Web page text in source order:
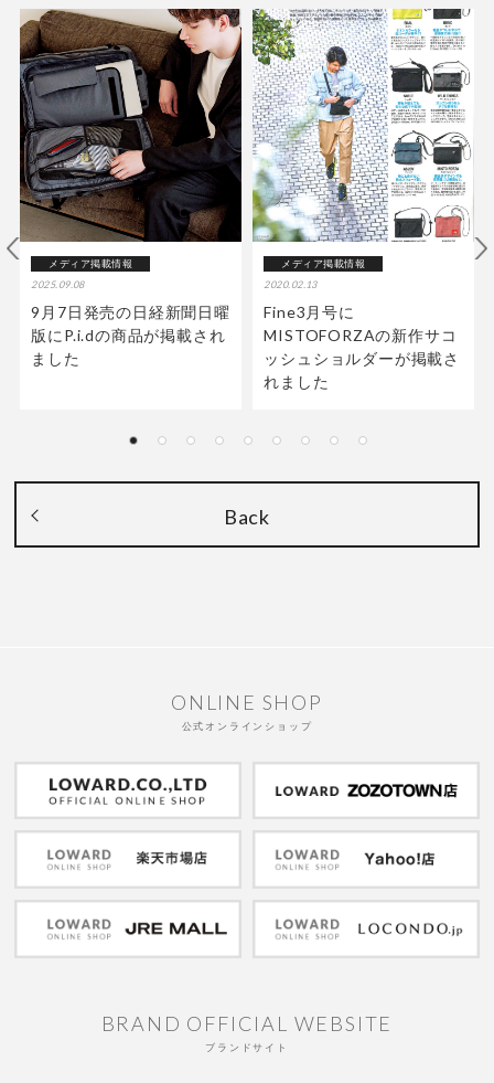
メディア掲載情報
2025.09.08
9月7日発売の日経新聞日曜
版にP.i.dの商品が掲載され
ました
メディア掲載情報
2020.02.13
Fine3月号に
MISTOFORZAの新作サコ
ッシュショルダーが掲載さ
れました
Back
ONLINE SHOP
公式オンラインショップ
BRAND OFFICIAL WEBSITE
ブランドサイト